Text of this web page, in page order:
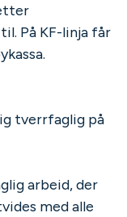
På KF-linja får
tverrfaglig på
arbeid, der
med alle